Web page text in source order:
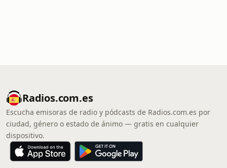
Radios.com.es
Escucha emisoras de radio y pódcasts de Radios.com.es por
ciudad, género o estado de ánimo — gratis en cualquier
dispositivo.